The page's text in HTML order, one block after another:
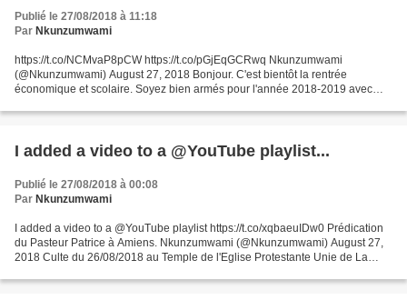
Publié le 27/08/2018 à 11:18
Par Nkunzumwami
https://t.co/NCMvaP8pCW https://t.co/pGjEqGCRwq Nkunzumwami
(@Nkunzumwami) August 27, 2018 Bonjour. C'est bientôt la rentrée
économique et scolaire. Soyez bien armés pour l'année 2018-2019 avec
I added a video to a @YouTube playlist...
Publié le 27/08/2018 à 00:08
Par Nkunzumwami
I added a video to a @YouTube playlist https://t.co/xqbaeuIDw0 Prédication
du Pasteur Patrice à Amiens. Nkunzumwami (@Nkunzumwami) August 27,
2018 Culte du 26/08/2018 au Temple de l'Eglise Protestante Unie de La